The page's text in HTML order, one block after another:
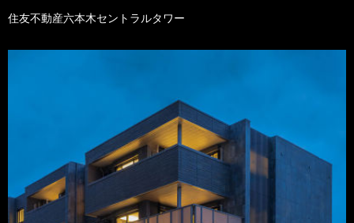
住友不動産六本木セントラルタワー